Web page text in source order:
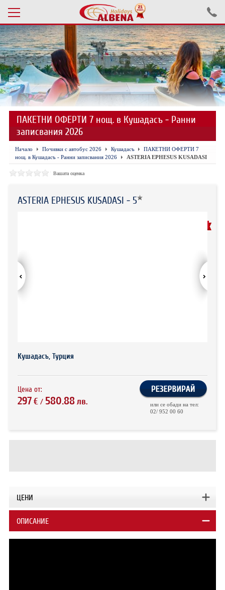
Проверка на резервация
ПОЧИВКИ С АВТОБУС 2026
ПОЧИВКИ СЪС САМОЛЕТ
ЕКСКУРЗИИ САМОЛЕТ
ЕКСКУРЗИИ АВТОБУС
БЪЛГАРИЯ
ХОТЕЛИ В АЛБАНИЯ
ПЪТУВАНИЯ
ПАКЕТНИ ОФЕРТИ 7 нощ. в Кушадасъ - Ранни
записвания 2026
Начало Почивки с автобус 2026 Кушадасъ
ПАКЕТНИ ОФЕРТИ 7
нощ. в Кушадасъ - Ранни записвания 2026
ASTERIA EPHESUS KUSADASI
Вашата оценка
ASTERIA EPHESUS KUSADASI - 5
Кушадасъ, Турция
Цена от:
297€/ 580.88лв.
или се обади на тел:
02/ 952 00 60
ЦЕНИ
ОПИСАНИЕ